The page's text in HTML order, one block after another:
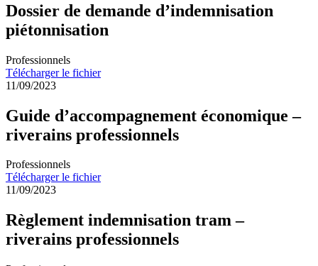
Dossier de demande d’indemnisation
piétonnisation
Professionnels
Télécharger le fichier
11/09/2023
Guide d’accompagnement économique –
riverains professionnels
Professionnels
Télécharger le fichier
11/09/2023
Règlement indemnisation tram –
riverains professionnels